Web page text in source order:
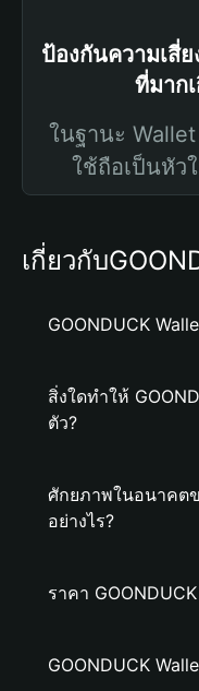
ป้องกันความเสี่
ที่มาก
ในฐานะ
ใช้ถือเป็นหัว
เกี่ยวกับ
GOONDUCK
สิ่งใดทำให้
ตัว?
ศักยภาพในอนาคตข
อย่างไร?
ราคา
GOONDUCK